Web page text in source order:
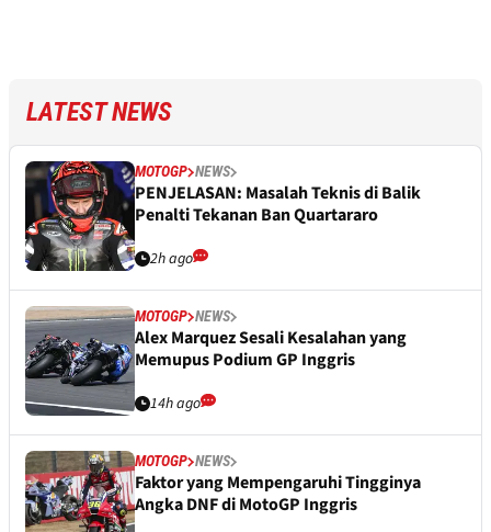
LATEST NEWS
MOTOGP NEWS
PENJELASAN: Masalah Teknis di Balik
Penalti Tekanan Ban Quartararo
2h ago
MOTOGP NEWS
Alex Marquez Sesali Kesalahan yang
Memupus Podium GP Inggris
14h ago
MOTOGP NEWS
Faktor yang Mempengaruhi Tingginya
Angka DNF di MotoGP Inggris